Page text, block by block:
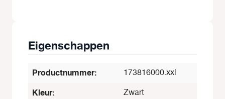
Eigenschappen
Productnummer: 173816000.xxl
Kleur: Zwart